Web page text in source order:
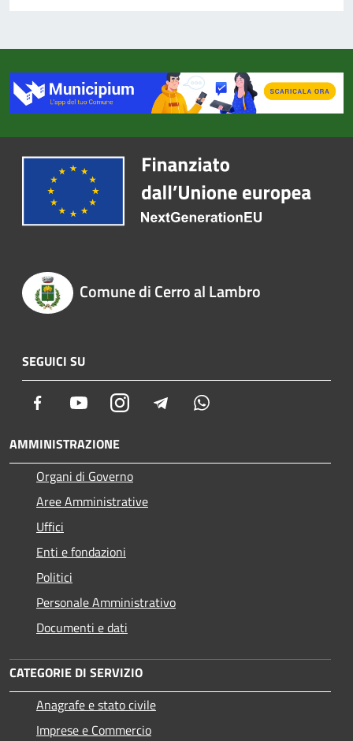
Comune di Cerro al Lambro
SEGUICI SU
Facebook YoutubeInstagram Telegram
AMMINISTRAZIONE
Organi di Governo
Aree Amministrative
Uffici
Enti e fondazioni
Politici
Personale Amministrativo
Documenti e dati
CATEGORIE DI SERVIZIO
Anagrafe e stato civile
Imprese e Commercio